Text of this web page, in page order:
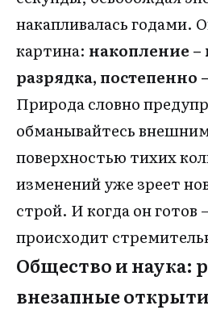
накапливалась годами.
картина: накопление –
разрядка, постепенно
Природа словно
обманывайтесь
поверхностью тихих
изменений уже зреет
строй. И когда он готов
происходит
Общество и наука:
внезапные